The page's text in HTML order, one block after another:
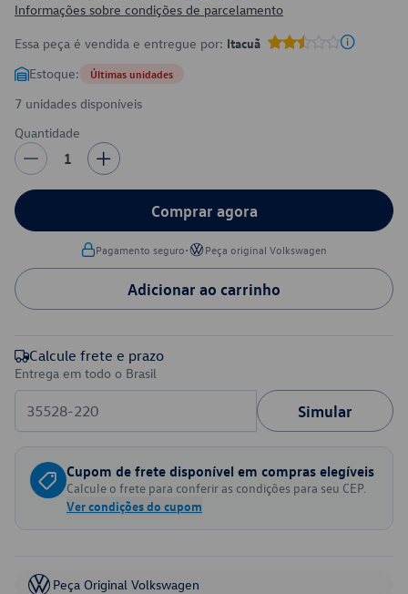
Informações sobre condições de parcelamento
Essa peça é vendida e entregue por: Itacuã
Estoque: Últimas unidades
7 unidades disponíveis
Quantidade
1
Comprar agora
Pagamento seguro• Peça original Volkswagen
Adicionar ao carrinho
Calcule frete e prazo
Entrega em todo o Brasil
Simular
Cupom de frete disponível em compras elegíveis
Calcule o frete para conferir as condições para seu CEP.
Ver condições do cupom
Peça Original Volkswagen